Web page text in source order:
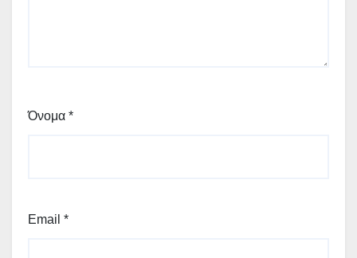
Όνομα *
Email *